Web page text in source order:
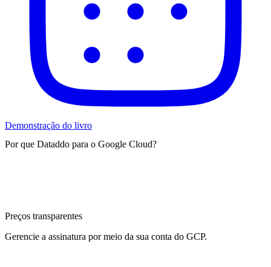
Demonstração do livro
Por que Dataddo para o Google Cloud?
Preços transparentes
Gerencie a assinatura por meio da sua conta do GCP.